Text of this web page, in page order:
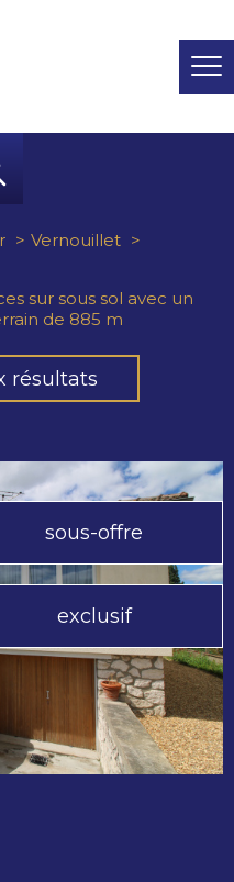
Vernouillet
sur sous sol avec un
de 885 m
résultats
sous-offre
exclusif